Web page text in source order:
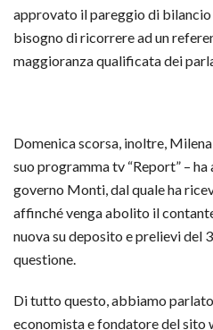
approvato il pareggio di
bisogno di ricorrere ad un
maggioranza qualificata dei
Domenica scorsa, inoltre,
suo programma tv “Report” –
governo Monti, dal quale ha
affinché venga abolito il
nuova su deposito e prelievi del
questione.
Di tutto questo, abbiamo
economista e fondatore del sito